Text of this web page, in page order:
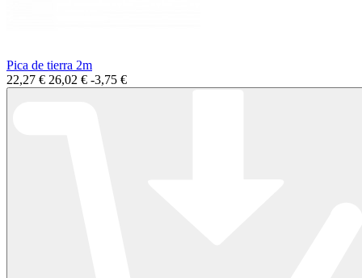
Pica de tierra 2m
22,27 € 26,02 € -3,75 €